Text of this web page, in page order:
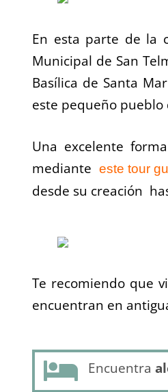
En esta parte de la
Municipal de San
Basílica de Santa
este pequeño
Una excelente
mediante este tour
desde su creación
Te recomiendo que
encuentran en
Encuentra